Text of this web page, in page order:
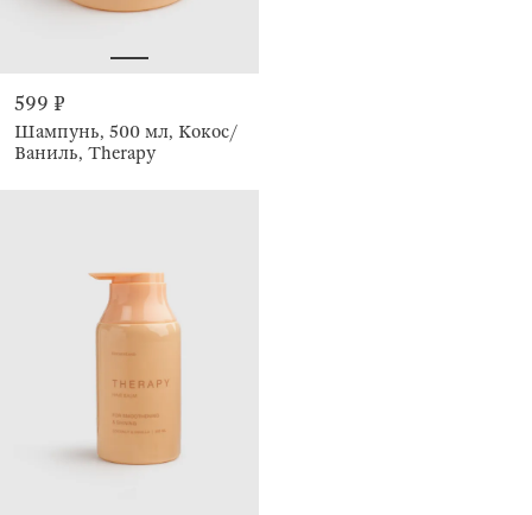
599 ₽
Шампунь, 500 мл, Кокос/
Ваниль, Therapy